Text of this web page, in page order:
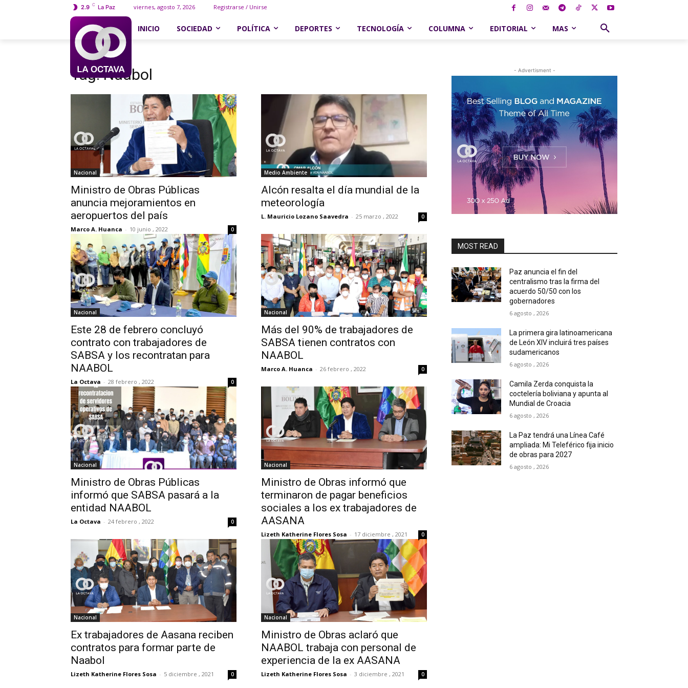
2.9 C La Paz viernes, agosto 7, 2026 Registrarse / Unirse
INICIO SOCIEDAD POLÍTICA DEPORTES TECNOLOGÍA COLUMNA EDITORIAL MAS
Etiquetas Naabol
Tag:Naabol
Nacional
Ministro de Obras Públicas
anuncia mejoramientos en
aeropuertos del país
Marco A. Huanca - 10 junio , 2022 0
Medio Ambiente
Alcón resalta el día mundial de la
meteorología
L. Mauricio Lozano Saavedra - 25 marzo , 2022 0
Nacional
Este 28 de febrero concluyó
contrato con trabajadores de
SABSA y los recontratan para
NAABOL
La Octava - 28 febrero , 2022 0
Nacional
Más del 90% de trabajadores de
SABSA tienen contratos con
NAABOL
Marco A. Huanca - 26 febrero , 2022 0
Nacional
Ministro de Obras Públicas
informó que SABSA pasará a la
entidad NAABOL
La Octava - 24 febrero , 2022 0
Nacional
Ministro de Obras informó que
terminaron de pagar beneficios
sociales a los ex trabajadores de
AASANA
Lizeth Katherine Flores Sosa - 17 diciembre , 2021 0
Nacional
Ex trabajadores de Aasana reciben
contratos para formar parte de
Naabol
Lizeth Katherine Flores Sosa - 5 diciembre , 2021 0
Nacional
Ministro de Obras aclaró que
NAABOL trabaja con personal de
experiencia de la ex AASANA
Lizeth Katherine Flores Sosa - 3 diciembre , 2021 0
- Advertisment -
MOST READ
Paz anuncia el fin del
centralismo tras la firma del
acuerdo 50/50 con los
gobernadores
6 agosto , 2026
La primera gira latinoamericana
de León XIV incluirá tres países
sudamericanos
6 agosto , 2026
Camila Zerda conquista la
coctelería boliviana y apunta al
Mundial de Croacia
6 agosto , 2026
La Paz tendrá una Línea Café
ampliada: Mi Teleférico fija inicio
de obras para 2027
6 agosto , 2026